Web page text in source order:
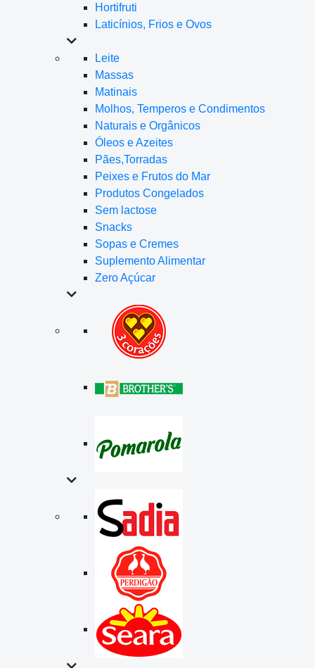
Hortifruti
Laticínios, Frios e Ovos
Leite
Massas
Matinais
Molhos, Temperos e Condimentos
Naturais e Orgânicos
Óleos e Azeites
Pães,Torradas
Peixes e Frutos do Mar
Produtos Congelados
Sem lactose
Snacks
Sopas e Cremes
Suplemento Alimentar
Zero Açúcar